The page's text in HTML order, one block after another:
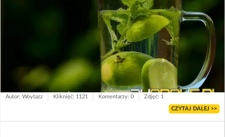
Autor: Woytazz Kliknięć: 1121 Komentarzy: 0 Zdjęć: 1
CZYTAJ DALEJ >>